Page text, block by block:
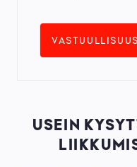
VASTUULLISUUS
USEIN